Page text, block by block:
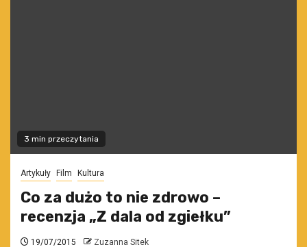
3 min przeczytania
Artykuły Film Kultura
Co za dużo to nie zdrowo –
recenzja „Z dala od zgiełku”
19/07/2015 Zuzanna Sitek